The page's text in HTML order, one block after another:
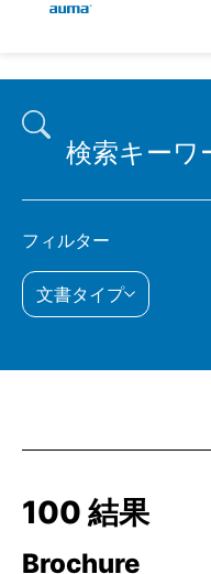
ソリューション
サービス
弊社概要
連絡先
Global
ヨーロッパ
北米
検索
フィルター
文書タイプ
100 結果
Brochure